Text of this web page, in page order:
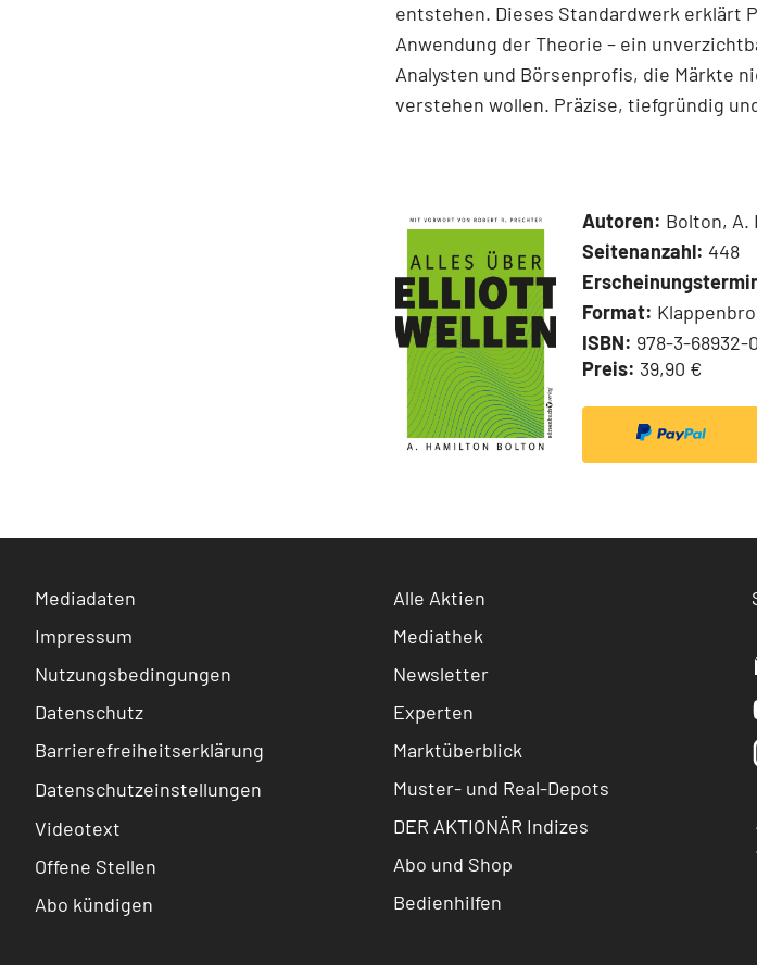
entstehen. Dieses Standardwerk erklärt
Anwendung der Theorie – ein
Analysten und Börsenprofis, die Märkte
verstehen wollen. Präzise, tiefgründig
Autoren: Bolton, A.
Seitenanzahl: 448
Format:
ISBN: 978-3-68932-
Preis: 39,90 €
Mediadaten
Impressum
Nutzungsbedingungen
Datenschutz
Barrierefreiheitserklärung
Datenschutzeinstellungen
Videotext
Offene Stellen
Abo kündigen
Alle Aktien
Mediathek
Newsletter
Experten
Marktüberblick
Muster- und Real-Depots
DER AKTIONÄR Indizes
Abo und Shop
Bedienhilfen